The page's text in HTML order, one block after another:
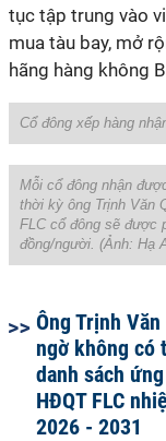
tục tập trung vào
mua tàu bay, mở
hãng hàng không
Cổ đông xếp hàng
Mỗi cổ đông nhận
thời kỳ ông Trịnh Văn
FLC cổ đông sẽ được
đồng/người. (Ảnh: Hạ
Ông Trịnh
ngờ không có
danh sách
HĐQT FLC
2026 - 2031